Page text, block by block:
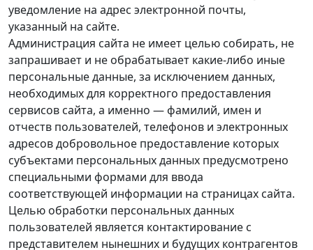
уведомление на адрес электронной почты,
указанный на сайте.
Администрация сайта не имеет целью собирать, не
запрашивает и не обрабатывает какие-либо иные
персональные данные, за исключением данных,
необходимых для корректного предоставления
сервисов сайта, а именно — фамилий, имен и
отчеств пользователей, телефонов и электронных
адресов добровольное предоставление которых
субъектами персональных данных предусмотрено
специальными формами для ввода
соответствующей информации на страницах сайта.
Целью обработки персональных данных
пользователей является контактирование с
представителем нынешних и будущих контрагентов